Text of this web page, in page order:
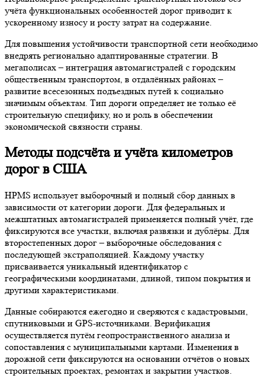
учёта функциональных особенностей дорог приводит к
ускоренному износу и росту затрат на содержание.
Для повышения устойчивости транспортной сети необходимо
внедрять регионально адаптированные стратегии. В
мегаполисах – интеграция автомагистралей с городским
общественным транспортом, в отдалённых районах –
развитие всесезонных подъездных путей к социально
значимым объектам. Тип дороги определяет не только её
строительную специфику, но и роль в обеспечении
экономической связности страны.
Методы подсчёта и учёта километров
дорог в США
HPMS использует выборочный и полный сбор данных в
зависимости от категории дороги. Для федеральных и
межштатных автомагистралей применяется полный учёт, где
фиксируются все участки, включая развязки и дублёры. Для
второстепенных дорог – выборочные обследования с
последующей экстраполяцией. Каждому участку
присваивается уникальный идентификатор с
географическими координатами, длиной, типом покрытия и
другими характеристиками.
Данные собираются ежегодно и сверяются с кадастровыми,
спутниковыми и GPS-источниками. Верификация
осуществляется путём геопространственного анализа и
сопоставления с муниципальными картами. Изменения в
дорожной сети фиксируются на основании отчётов о новых
строительных проектах, ремонтах и закрытии участков.